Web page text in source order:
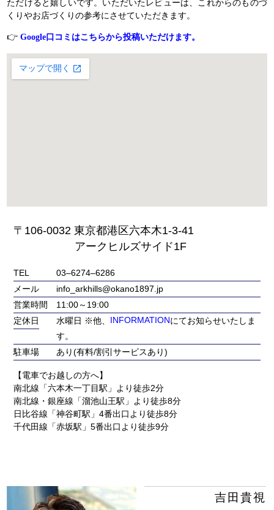
ただけると嬉しいです。いただいたレビューは、これからのものづ
くりやお店づくりの参考にさせていただきます。
👉 Google口コミはこちらから投稿いただけます。
〒106-0032 東京都港区六本木1-3-41
アークヒルズサイド1F
TEL
03‒6274‒6286
メール
info_arkhills@okano1897.jp
営業時間
11:00～19:00
定休日
水曜日 ※他、 INFORMATIONにてお知らせいたしま
す。
駐車場
あり(有料/割引サービスあり)
【電車でお越しの方へ】
南北線「六本木一丁目駅」より徒歩2分
南北線・銀座線「溜池山王駅」より徒歩8分
日比谷線「神谷町駅」4番出口より徒歩8分
千代田線「赤坂駅」5番出口より徒歩9分
吉田貴視